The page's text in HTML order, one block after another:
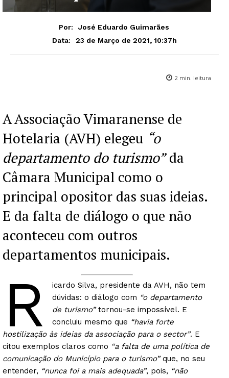
Por:
José Eduardo Guimarães
Data:
23 de Março de 2021, 10:37h
2 min. leitura
A Associação Vimaranense de
Hotelaria (AVH) elegeu “o
departamento do turismo”da
Câmara Municipal como o
principal opositor das suas ideias.
E da falta de diálogo o que não
aconteceu com outros
departamentos municipais.
R
icardo Silva, presidente da AVH, não tem
dúvidas: o diálogo com “o departamento
de turismo”tornou-se impossível. E
concluiu mesmo que “havia forte
hostilização às ideias da associação para o sector”. E
citou exemplos claros como “a falta de uma política de
comunicação do Município para o turismo”que, no seu
entender, “nunca foi a mais adequada”, pois, “não